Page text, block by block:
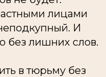
лицами
И
без лишних слов.
в тюрьму без